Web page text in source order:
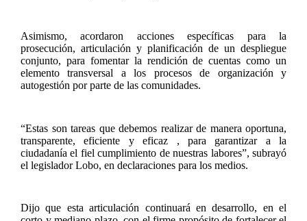
Asimismo, acordaron acciones específicas para la
prosecución, articulación y planificación de un despliegue
conjunto, para fomentar la rendición de cuentas como un
elemento transversal a los procesos de organización y
autogestión por parte de las comunidades.
“Estas son tareas que debemos realizar de manera oportuna,
transparente, eficiente y eficaz , para garantizar a la
ciudadanía el fiel cumplimiento de nuestras labores”, subrayó
el legislador Lobo, en declaraciones para los medios.
Dijo que esta articulación continuará en desarrollo, en el